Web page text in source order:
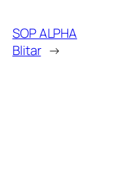
SOP ALPHA
Blitar →